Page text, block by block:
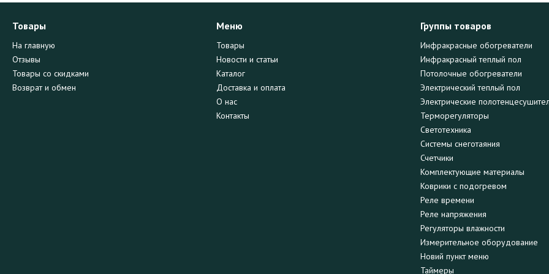
Товары
На главную
Отзывы
Товары со скидками
Возврат и обмен
Меню
Товары
Новости и статьи
Каталог
Доставка и оплата
О нас
Контакты
Группы товаров
Инфракрасные обогреватели
Инфракрасный теплый пол
Потолочные обогреватели
Электрический теплый пол
Электрические
Терморегуляторы
Светотехника
Системы снеготаяния
Счетчики
Комплектующие материалы
Коврики с подогревом
Реле времени
Реле напряжения
Регуляторы влажности
Измерительное оборудование
Новий пункт меню
Таймеры